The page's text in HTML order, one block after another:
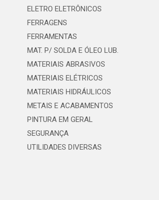
ELETRO ELETRÔNICOS
FERRAGENS
FERRAMENTAS
MAT. P/ SOLDA E ÓLEO LUB.
MATERIAIS ABRASIVOS
MATERIAIS ELÉTRICOS
MATERIAIS HIDRÁULICOS
METAIS E ACABAMENTOS
PINTURA EM GERAL
SEGURANÇA
UTILIDADES DIVERSAS